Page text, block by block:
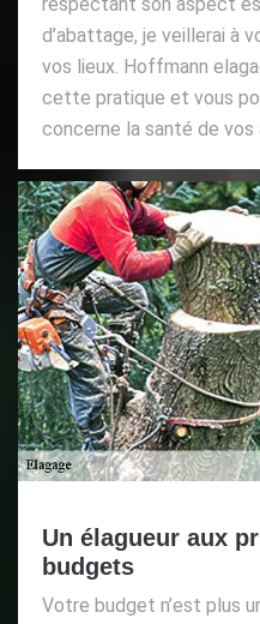
d’abattage, je veillerai à
vos lieux. Hoffmann
cette pratique et vous
concerne la santé de vos
Un élagueur aux
budgets
Votre budget n’est plus